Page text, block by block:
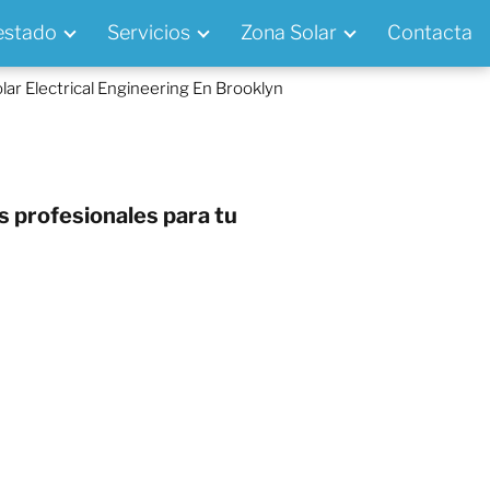
Servicios Zona Solar Contacta
Electrical Engineering En Brooklyn
profesionales para tu